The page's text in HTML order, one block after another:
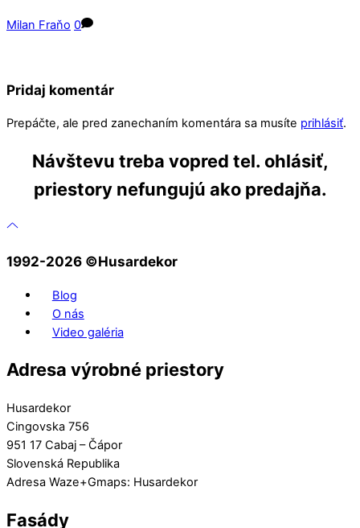
Milan Fraňo 0
Pridaj komentár
Prepáčte, ale pred zanechaním komentára sa musíte prihlásiť.
Návštevu treba vopred tel. ohlásiť,
priestory nefungujú ako predajňa.
1992-2026 ©️Husardekor
Blog
O nás
Video galéria
Adresa výrobné priestory
Husardekor
Cingovska 756
951 17 Cabaj – Čápor
Slovenská Republika
Adresa Waze+Gmaps: Husardekor
Fasády